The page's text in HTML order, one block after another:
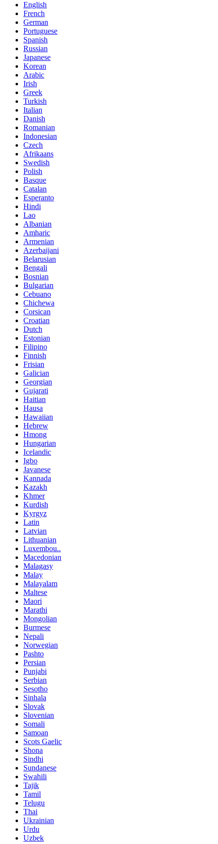
English
French
German
Portuguese
Spanish
Russian
Japanese
Korean
Arabic
Irish
Greek
Turkish
Italian
Danish
Romanian
Indonesian
Czech
Afrikaans
Swedish
Polish
Basque
Catalan
Esperanto
Hindi
Lao
Albanian
Amharic
Armenian
Azerbaijani
Belarusian
Bengali
Bosnian
Bulgarian
Cebuano
Chichewa
Corsican
Croatian
Dutch
Estonian
Filipino
Finnish
Frisian
Galician
Georgian
Gujarati
Haitian
Hausa
Hawaiian
Hebrew
Hmong
Hungarian
Icelandic
Igbo
Javanese
Kannada
Kazakh
Khmer
Kurdish
Kyrgyz
Latin
Latvian
Lithuanian
Luxembou..
Macedonian
Malagasy
Malay
Malayalam
Maltese
Maori
Marathi
Mongolian
Burmese
Nepali
Norwegian
Pashto
Persian
Punjabi
Serbian
Sesotho
Sinhala
Slovak
Slovenian
Somali
Samoan
Scots Gaelic
Shona
Sindhi
Sundanese
Swahili
Tajik
Tamil
Telugu
Thai
Ukrainian
Urdu
Uzbek